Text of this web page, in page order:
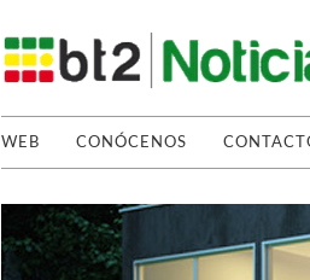
WEB CONÓCENOS